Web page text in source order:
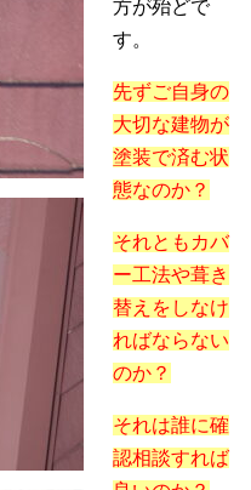
方が殆どで
す。
先ずご自身の
大切な建物が
塗装で済む状
態なのか？
それともカバ
ー工法や葺き
替えをしなけ
ればならない
のか？
それは誰に確
認相談すれば